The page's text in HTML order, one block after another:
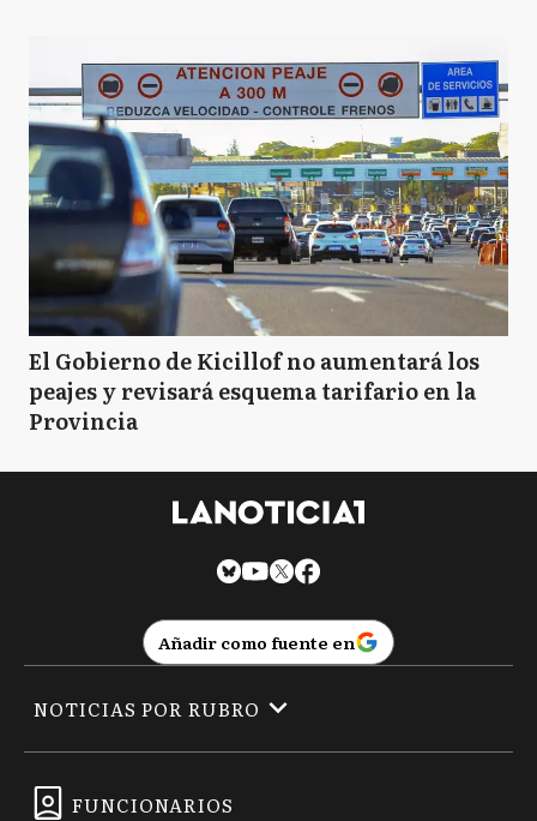
El Gobierno de Kicillof no aumentará los
peajes y revisará esquema tarifario en la
Provincia
Añadir como fuente en
FUNCIONARIOS
NOTICIAS POR RUBRO